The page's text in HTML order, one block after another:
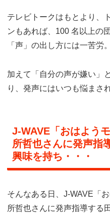
テレビトークはもとより、
ンもあれば、100 名以上の
「声」の出し方には一苦労。
加えて「自分の声が嫌い」
り、発声にはいつも悩まさ
J-WAVE「おはよう
所哲也さんに発声指
興味を持ち・・・
そんなある日、J-WAVE「
所哲也さんに発声指導する